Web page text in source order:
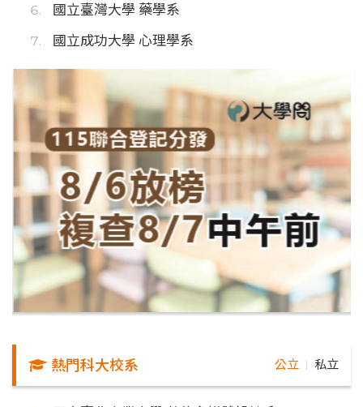
國立臺灣大學 藥學系
國立成功大學 心理學系
熱門科大校系 公立 私立